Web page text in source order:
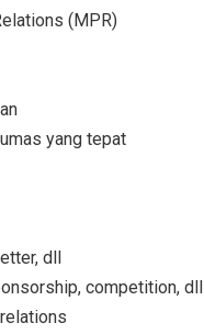
(MPR)
yang tepat
dll
competition, dll